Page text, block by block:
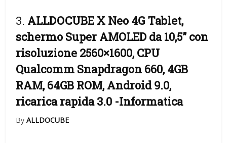
3. ALLDOCUBE X Neo 4G Tablet,
schermo Super AMOLED da 10,5” con
risoluzione 2560×1600, CPU
Qualcomm Snapdragon 660, 4GB
RAM, 64GB ROM, Android 9.0,
ricarica rapida 3.0 -Informatica
ByALLDOCUBE